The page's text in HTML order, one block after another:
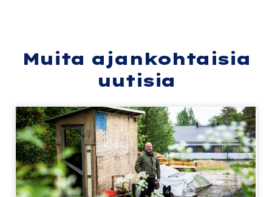
Muita ajankohtaisia
uutisia